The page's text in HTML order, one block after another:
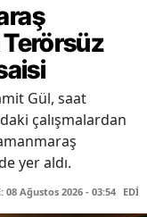
Gül, saat
çalışmalardan
yer aldı.
08 Ağustos 2026 - 03:54